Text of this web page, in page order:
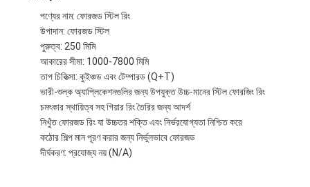
পণ্যের নাম: ফোরজড স্টিল রিং
উপাদান: ফোরজড স্টিল
পুরুত্ব: 250 মিমি
আকারের সীমা: 1000-7800 মিমি
তাপ চিকিত্সা: কুইঞ্চড এবং টেম্পারড (Q+T)
ভারী-শুল্ক অ্যাপ্লিকেশনগুলির জন্য উপযুক্ত উচ্চ-মানের স্টিল ফোরজিং রিং
চমৎকার স্থায়িত্ব সহ গিয়ার রিং তৈরির জন্য আদর্শ
নিখুঁত ফোরজড রিং যা উচ্চতর শক্তি এবং নির্ভরযোগ্যতা নিশ্চিত করে
কঠোর শিল্প মান পূরণ করার জন্য নির্ভুলভাবে ফোরজড
দীর্ঘকরণ: প্রযোজ্য নয় (N/A)